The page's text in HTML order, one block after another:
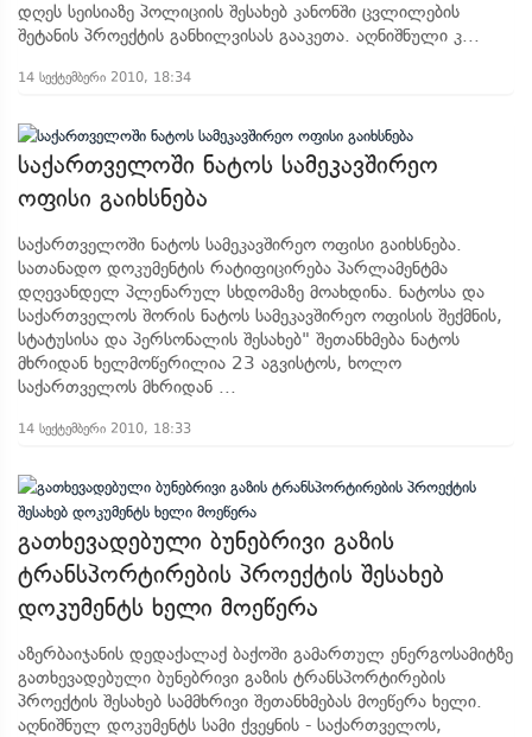
დღეს სეისიაზე პოლიციის შესახებ კანონში ცვლილების
შეტანის პროექტის განხილვისას გააკეთა. აღნიშნული კ...
14 სექტემბერი 2010, 18:34
საქართველოში ნატოს სამეკავშირეო
ოფისი გაიხსნება
საქართველოში ნატოს სამეკავშირეო ოფისი გაიხსნება.
სათანადო დოკუმენტის რატიფიცირება პარლამენტმა
დღევანდელ პლენარულ სხდომაზე მოახდინა. ნატოსა და
საქართველოს შორის ნატოს სამეკავშირეო ოფისის შექმნის,
სტატუსისა და პერსონალის შესახებ" შეთანხმება ნატოს
მხრიდან ხელმოწერილია 23 აგვისტოს, ხოლო
საქართველოს მხრიდან ...
14 სექტემბერი 2010, 18:33
გათხევადებული ბუნებრივი გაზის
ტრანსპორტირების პროექტის შესახებ
დოკუმენტს ხელი მოეწერა
აზერბაიჯანის დედაქალაქ ბაქოში გამართულ ენერგოსამიტზე
გათხევადებული ბუნებრივი გაზის ტრანსპორტირების
პროექტის შესახებ სამმხრივი შეთანხმებას მოეწერა ხელი.
აღნიშნულ დოკუმენტს სამი ქვეყნის - საქართველოს,